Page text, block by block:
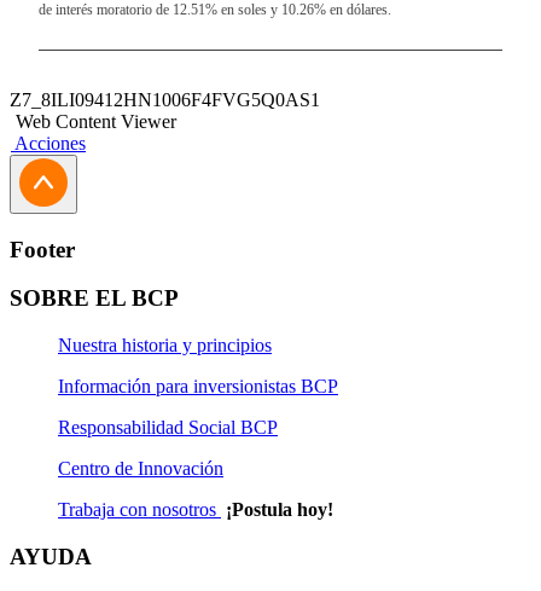
de interés moratorio de 12.51% en soles y 10.26% en dólares.
Z7_8ILI09412HN1006F4FVG5Q0AS1
Web Content Viewer
Acciones
Footer
SOBRE EL BCP
Nuestra historia y principios
Información para inversionistas BCP
Responsabilidad Social BCP
Centro de Innovación
Trabaja con nosotros ¡Postula hoy!
AYUDA